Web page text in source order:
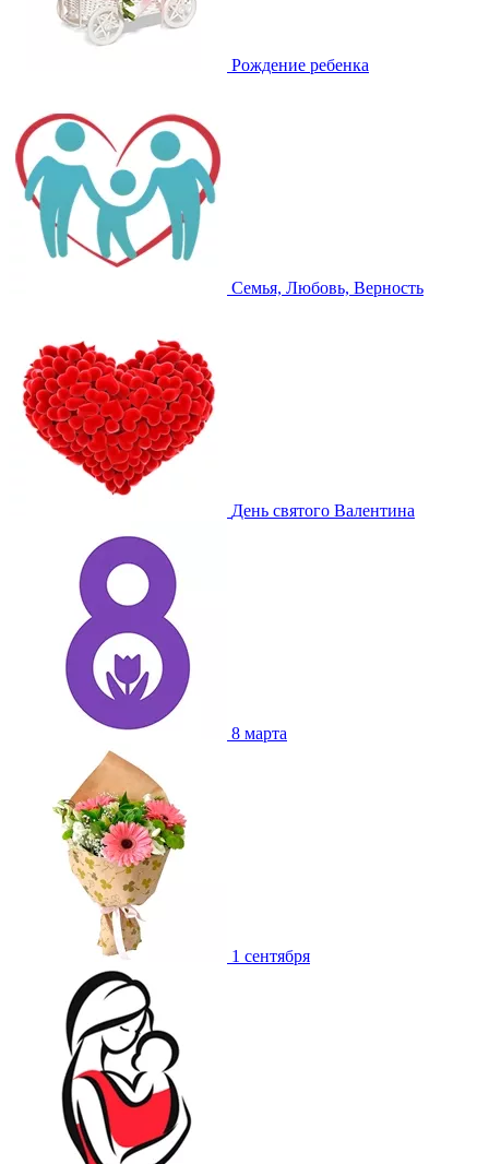
Рождение ребенка
Семья, Любовь, Верность
День святого Валентина
8 марта
1 сентября